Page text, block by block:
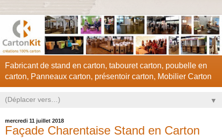
Fabricant de stand en carton, tabouret carton, poubelle en
carton, Panneaux carton, présentoir carton, Mobilier Carton
▼
mercredi 11 juillet 2018
Façade Charentaise Stand en Carton